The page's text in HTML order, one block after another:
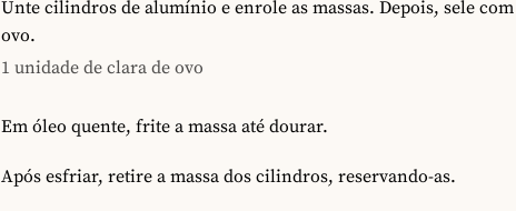
Unte cilindros de alumínio e enrole as massas. Depois, sele
ovo.
1 unidade de clara de ovo
Em óleo quente, frite a massa até dourar.
Após esfriar, retire a massa dos cilindros, reservando-as.